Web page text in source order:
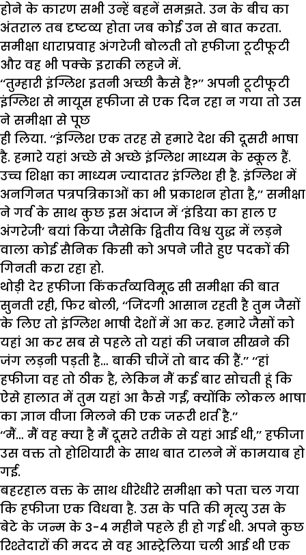
होने के कारण सभी उन्हें बहनें समझते. उन के बीच का
अंतराल तब दृष्टव्य होता जब कोई उन से बात करता.
समीक्षा धाराप्रवाह अंगरेजी बोलती तो हफीजा टूटीफूटी
और वह भी पक्के इराकी लहजे में.
‘‘तुम्हारी इंग्लिश इतनी अच्छी कैसे है?’’ अपनी टूटीफूटी
इंग्लिश से मायूस हफीजा से एक दिन रहा न गया तो उस
ने समीक्षा से पूछ
ही लिया. ‘‘इंग्लिश एक तरह से हमारे देश की दूसरी भाषा
है. हमारे यहां अच्छे से अच्छे इंग्लिश माध्यम के स्कूल हैं.
उच्च शिक्षा का माध्यम ज्यादातर इंग्लिश ही है. इंग्लिश में
अनगिनत पत्रपत्रिकाओं का भी प्रकाशन होता है,’’ समीक्षा
ने गर्व के साथ कुछ इस अंदाज में ‘इंडिया का हाल ए
अंगरेजी’ बयां किया जैसेकि द्वितीय विश्व युद्ध में लड़ने
वाला कोई सैनिक किसी को अपने जीते हुए पदकों की
गिनती करा रहा हो.
थोड़ी देर हफीजा किंकर्तव्यविमूढ सी समीक्षा की बात
सुनती रही, फिर बोली, ‘‘जिंदगी आसान रहती है तुम जैसों
के लिए तो इंग्लिश भाषी देशों में आ कर. हमारे जैसों को
यहां आ कर सब से पहले तो यहां की जबान सीखने की
जंग लड़नी पड़ती है… बाकी चीजें तो बाद की हैं.’’ ‘‘हां
हफीजा वह तो ठीक है, लेकिन मैं कई बार सोचती हूं कि
ऐसे हालात में तुम यहां आ कैसे गईं, क्योंकि लोकल भाषा
का ज्ञान वीजा मिलने की एक जरूरी शर्त है.’’
‘‘मैं… मैं वह क्या है मैं दूसरे तरीके से यहां आई थी,’’ हफीजा
उस वक्त तो होशियारी के साथ बात टालने में कामयाब हो
गई.
बहरहाल वक्त के साथ धीरेधीरे समीक्षा को पता चल गया
कि हफीजा एक विधवा है. उस के पति की मृत्यु उस के
बेटे के जन्म के 3-4 महीने पहले ही हो गई थी. अपने कुछ
रिश्तेदारों की मदद से वह आस्ट्रेलिया चली आई थी एक